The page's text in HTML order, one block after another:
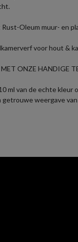
Oleum muur- en
voor hout &
ONZE HANDIGE
ml van de echte kleur
weergave